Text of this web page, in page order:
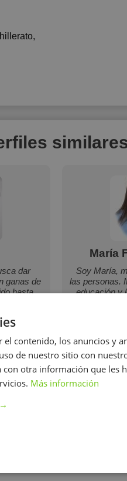
dar
ganas de
hasta
María
Soy María,
las personas.
educación y
perfiles similares
contenido, los anuncios y
de nuestro sitio con
otra información que les
Más información